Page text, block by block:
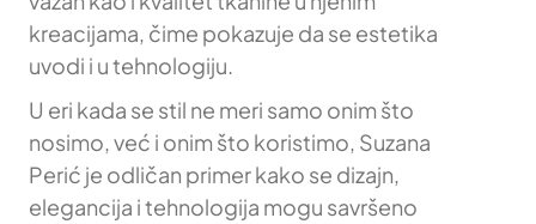
kreacijama, čime pokazuje da se estetika
uvodi i u tehnologiju.
U eri kada se stil ne meri samo onim što
nosimo, već i onim što koristimo, Suzana
Perić je odličan primer kako se dizajn,
elegancija i tehnologija mogu savršeno